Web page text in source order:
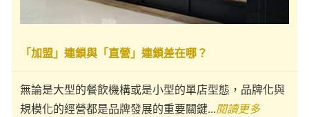
「加盟」連鎖與「直營」連鎖差在哪？
無論是大型的餐飲機構或是小型的單店型態，品牌化與
規模化的經營都是品牌發展的重要關鍵...閱讀更多